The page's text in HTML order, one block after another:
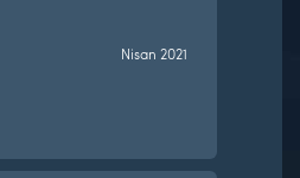
Nisan 2021